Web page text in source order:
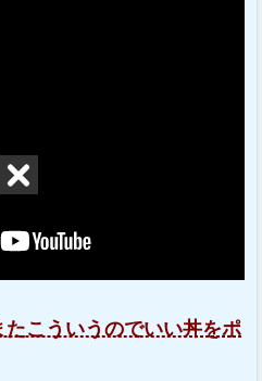
こういうのでいい丼をポ